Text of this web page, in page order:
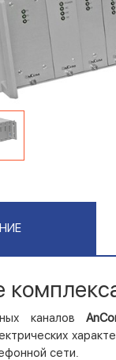
каналов
сети.